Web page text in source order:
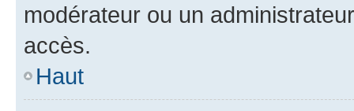
modérateur ou un
accès.
Haut